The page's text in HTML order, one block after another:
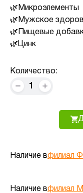
Микроэлементы
Мужское
Пищевые
Цинк
Количество:
1
Наличие вфилиал
Наличие вфилиал